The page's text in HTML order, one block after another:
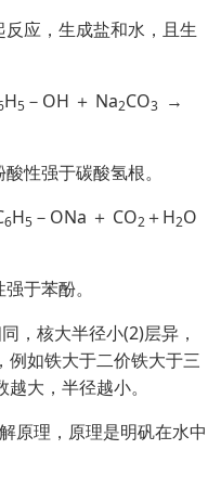
应，生成盐和水，且生
H5 －OH ＋ Na2CO3
→
性强于碳酸氢根。
6H5 －ONa ＋ CO2 ＋H2O
于苯酚。
，核大半径小(2)层异，
例如铁大于二价铁大于三
大，半径越小。
原理，原理是明矾在水中